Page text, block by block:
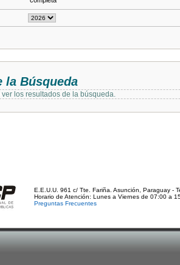
la Búsqueda
los resultados de la búsqueda.
E.E.U.U. 961 c/ Tte. Fariña. Asunción, Paraguay -
Horario de Atención: Lunes a Viernes de 07:00 a
Preguntas Frecuentes